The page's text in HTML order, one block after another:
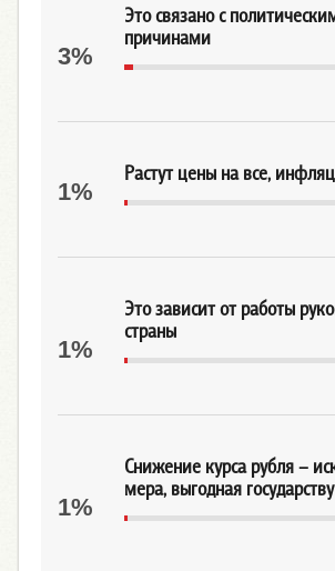
Это связано с
причинами
3%
Растут цены на все,
1%
Это зависит от работы
страны
1%
Снижение курса рубля –
мера, выгодная государству
1%